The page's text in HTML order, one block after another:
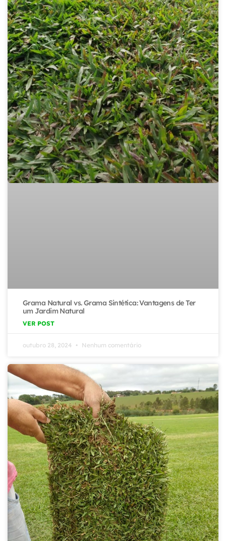
Grama Natural vs. Grama Sintética: Vantagens de Ter
um Jardim Natural
VER POST
outubro 28, 2024 Nenhum comentário